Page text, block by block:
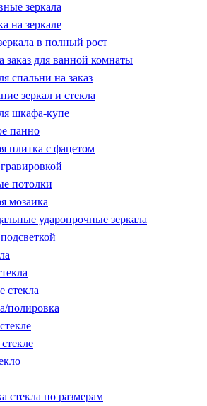
зеркала
на зеркале
в полный рост
заказ для ванной комнаты
спальни на заказ
зеркал и стекла
шкафа-купе
панно
плитка с фацетом
потолки
мозаика
ударопрочные зеркала
стекла
полировка
стекла по размерам